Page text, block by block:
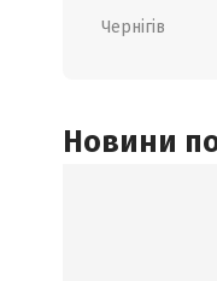
Чернігів
Новини